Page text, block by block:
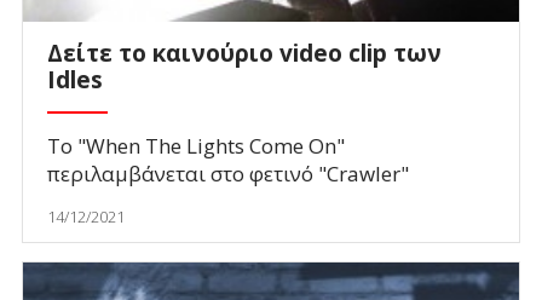
Δείτε το καινούριο video clip των
Idles
Το "When The Lights Come On"
περιλαμβάνεται στο φετινό "Crawler"
14/12/2021